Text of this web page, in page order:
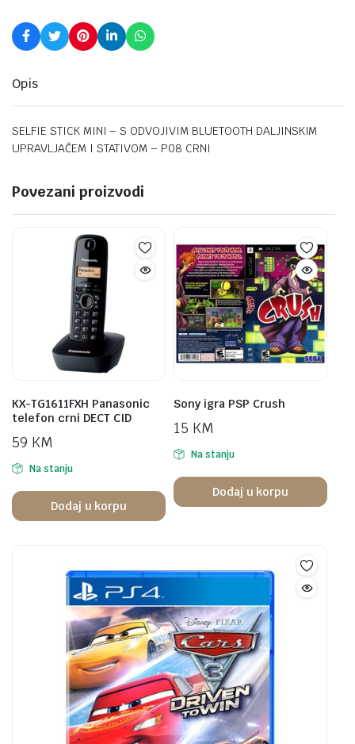
Opis
SELFIE STICK MINI – S ODVOJIVIM BLUETOOTH DALJINSKIM
UPRAVLJAČEM I STATIVOM – P08 CRNI
Povezani proizvodi
KX-TG1611FXH Panasonic
telefon crni DECT CID
59 KM
Na stanju
Dodaj u korpu
Sony igra PSP Crush
15 KM
Na stanju
Dodaj u korpu